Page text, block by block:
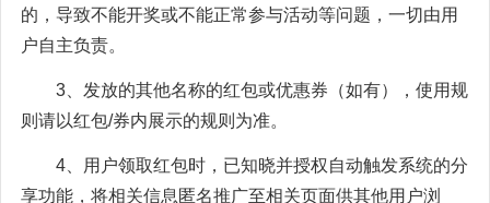
的，导致不能开奖或不能正常参与活动等问题，一切由用
户自主负责。
3、发放的其他名称的红包或优惠券（如有），使用规
则请以红包/券内展示的规则为准。
4、用户领取红包时，已知晓并授权自动触发系统的分
享功能，将相关信息匿名推广至相关页面供其他用户浏